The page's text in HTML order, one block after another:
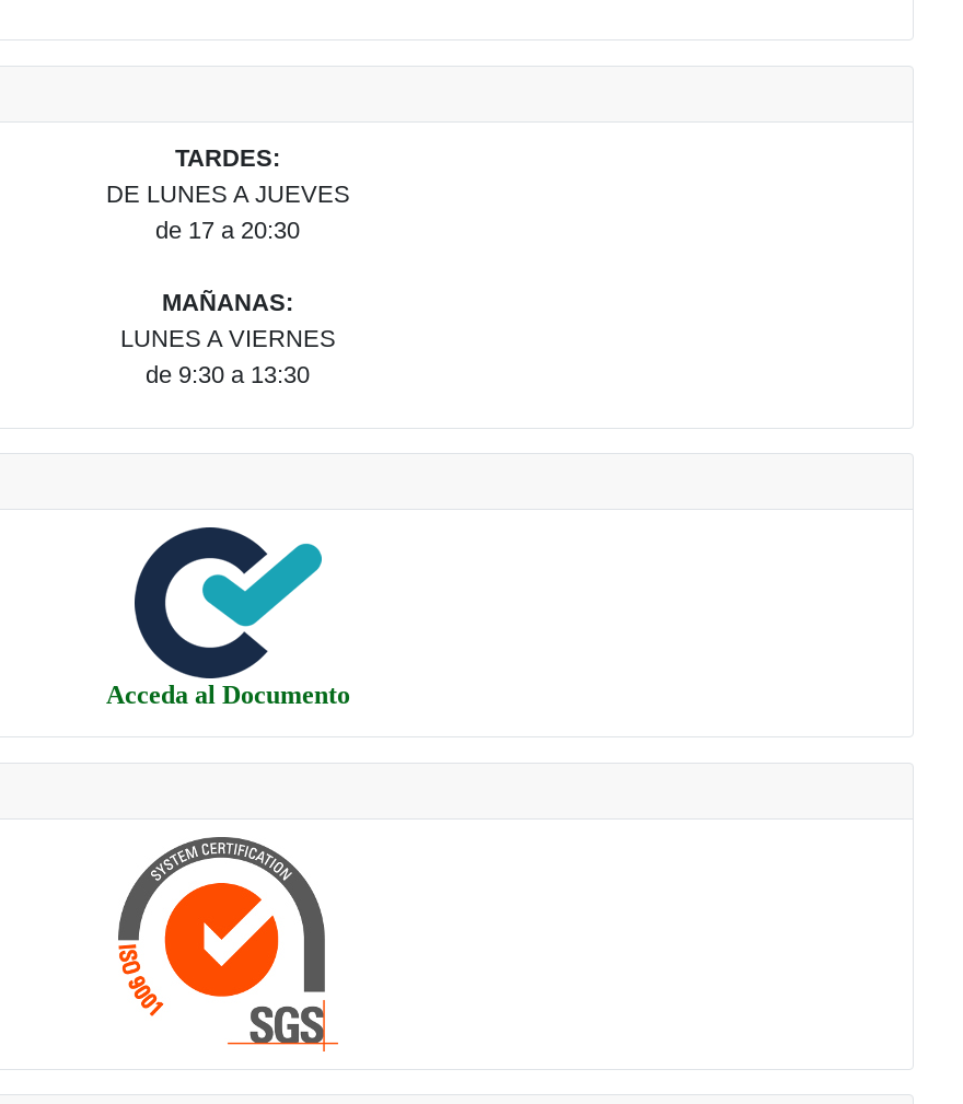
TARDES:
DE LUNES A JUEVES
de 17 a 20:30
MAÑANAS:
LUNES A VIERNES
de 9:30 a 13:30
Acceda al Documento